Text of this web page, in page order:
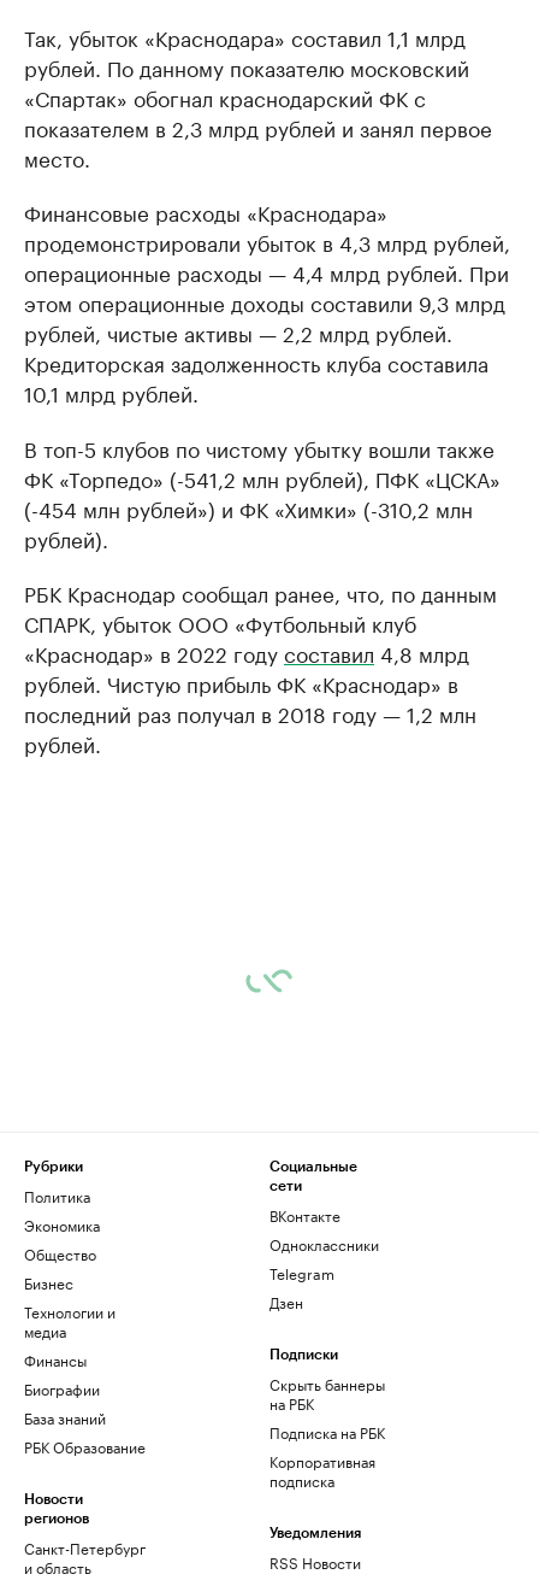
Так, убыток «Краснодара» составил 1,1 млрд
рублей. По данному показателю московский
«Спартак» обогнал краснодарский ФК с
показателем в 2,3 млрд рублей и занял первое
место.
Финансовые расходы «Краснодара»
продемонстрировали убыток в 4,3 млрд рублей,
операционные расходы — 4,4 млрд рублей. При
этом операционные доходы составили 9,3 млрд
рублей, чистые активы — 2,2 млрд рублей.
Кредиторская задолженность клуба составила
10,1 млрд рублей.
В топ-5 клубов по чистому убытку вошли также
ФК «Торпедо» (-541,2 млн рублей), ПФК «ЦСКА»
(-454 млн рублей») и ФК «Химки» (-310,2 млн
рублей).
РБК Краснодар сообщал ранее, что, по данным
СПАРК, убыток ООО «Футбольный клуб
«Краснодар» в 2022 годусоставил 4,8 млрд
рублей. Чистую прибыль ФК «Краснодар» в
последний раз получал в 2018 году — 1,2 млн
рублей.
Рубрики
Политика
Экономика
Общество
Бизнес
Технологии и
медиа
Финансы
Биографии
База знаний
РБК Образование
Новости
регионов
Санкт-Петербург
и область
Социальные
сети
ВКонтакте
Одноклассники
Telegram
Дзен
Подписки
Скрыть баннеры
на РБК
Подписка на РБК
Корпоративная
подписка
Уведомления
RSS Новости